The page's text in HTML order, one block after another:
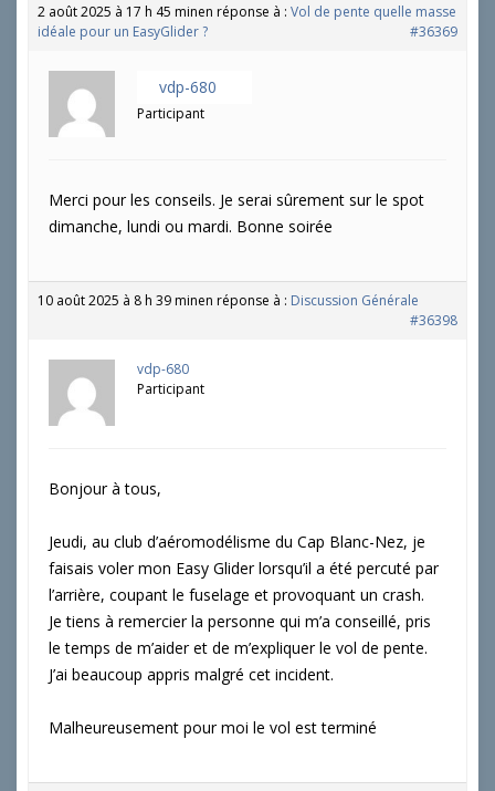
2 août 2025 à 17 h 45 minen réponse à : Vol de pente quelle masse
idéale pour un EasyGlider ?
#36369
vdp-680
Participant
Merci pour les conseils. Je serai sûrement sur le spot
dimanche, lundi ou mardi. Bonne soirée
10 août 2025 à 8 h 39 minen réponse à : Discussion Générale
#36398
vdp-680
Participant
Bonjour à tous,
Jeudi, au club d’aéromodélisme du Cap Blanc-Nez, je
faisais voler mon Easy Glider lorsqu’il a été percuté par
l’arrière, coupant le fuselage et provoquant un crash.
Je tiens à remercier la personne qui m’a conseillé, pris
le temps de m’aider et de m’expliquer le vol de pente.
J’ai beaucoup appris malgré cet incident.
Malheureusement pour moi le vol est terminé